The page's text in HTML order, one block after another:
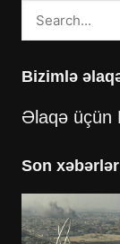
Bizimlə
Əlaqə üçün
Son xəbərlər